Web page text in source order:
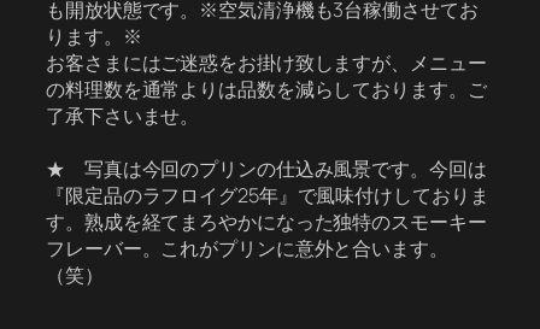
も開放状態です。※空気清浄機も3台稼働させてお
ります。※
お客さまにはご迷惑をお掛け致しますが、メニュー
の料理数を通常よりは品数を減らしております。ご
了承下さいませ。
★ 写真は今回のプリンの仕込み風景です。今回は
『限定品のラフロイグ25年』で風味付けしておりま
す。熟成を経てまろやかになった独特のスモーキー
フレーバー。これがプリンに意外と合います。
（笑）